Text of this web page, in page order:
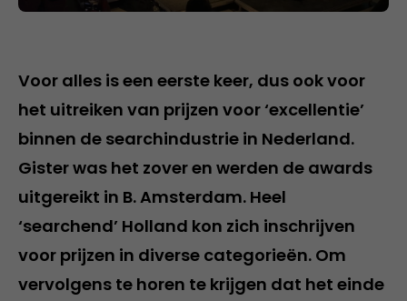
Voor alles is een eerste keer, dus ook voor
het uitreiken van prijzen voor ‘excellentie’
binnen de searchindustrie in Nederland.
Gister was het zover en werden de awards
uitgereikt in B. Amsterdam. Heel
‘searchend’ Holland kon zich inschrijven
voor prijzen in diverse categorieën. Om
vervolgens te horen te krijgen dat het einde